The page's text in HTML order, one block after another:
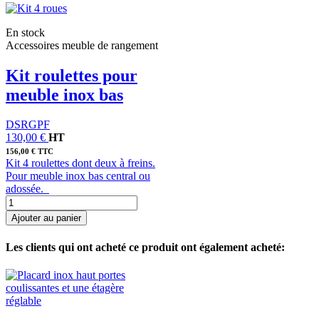
En stock
Accessoires meuble de rangement
Kit roulettes pour
meuble inox bas
DSRGPF
130,00 € HT
156,00 € TTC
Kit 4 roulettes dont deux à freins.
Pour meuble inox bas central ou
adossée.
Ajouter au panier
Les clients qui ont acheté ce produit ont également acheté: